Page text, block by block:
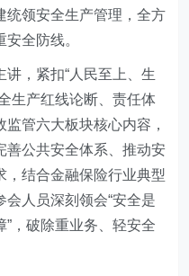
统领安全生产管理，全方
全防线。
，紧扣“人民至上、生
生产红线论断、责任体
管六大板块核心内容，
善公共安全体系、推动安
，结合金融保险行业典型
人员深刻领会“安全是
，破除重业务、轻安全